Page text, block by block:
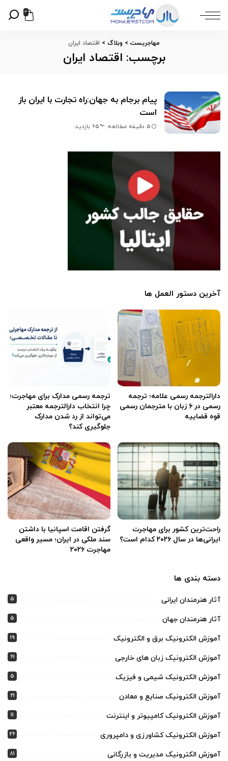
0
مهاجریست > وبلاگ > اقتصاد ایران
برچسب: اقتصاد ایران
پیام برجام به جهان:راه تجارت با ایران باز
است
5 دقیقه مطالعه 65 بازدید
آخرین دستور العمل ها
دارالترجمه رسمی علامه؛ ترجمه
رسمی در ۶ زبان با مترجمان رسمی
قوه قضاییه
ترجمه رسمی مدارک برای مهاجرت؛
چرا انتخاب دارالترجمه معتبر
می‌تواند از رد شدن مدارک
جلوگیری کند؟
راحت‌ترین کشور برای مهاجرت
ایرانی‌ها در سال ۲۰۲۶ کدام است؟
گرفتن اقامت اسپانیا با داشتن
سند ملکی در ایران؛ مسیر واقعی
مهاجرت ۲۰۲۶
دسته بندی ها
آثار هنرمندان ایرانی 5
آثار هنرمندان جهان 5
آموزش الکترونیک برق و الکترونیک 19
آموزش الکترونیک زبان های خارجی 61
آموزش الکترونیک شیمی و فیزیک 5
آموزش الکترونیک صنایع و معادن 21
آموزش الکترونیک کامپیوتر و اینترنت 11
آموزش الکترونیک کشاورزی و دامپروری 26
آموزش الکترونیک مدیریت و بازرگانی 81